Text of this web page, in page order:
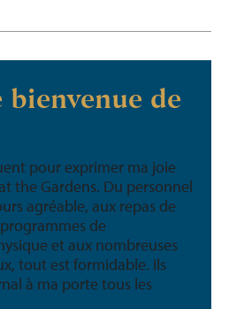
bienvenue de
pour exprimer ma joie
the Gardens. Du personnel
agréable, aux repas de
de
et aux nombreuses
tout est formidable. Ils
à ma porte tous les